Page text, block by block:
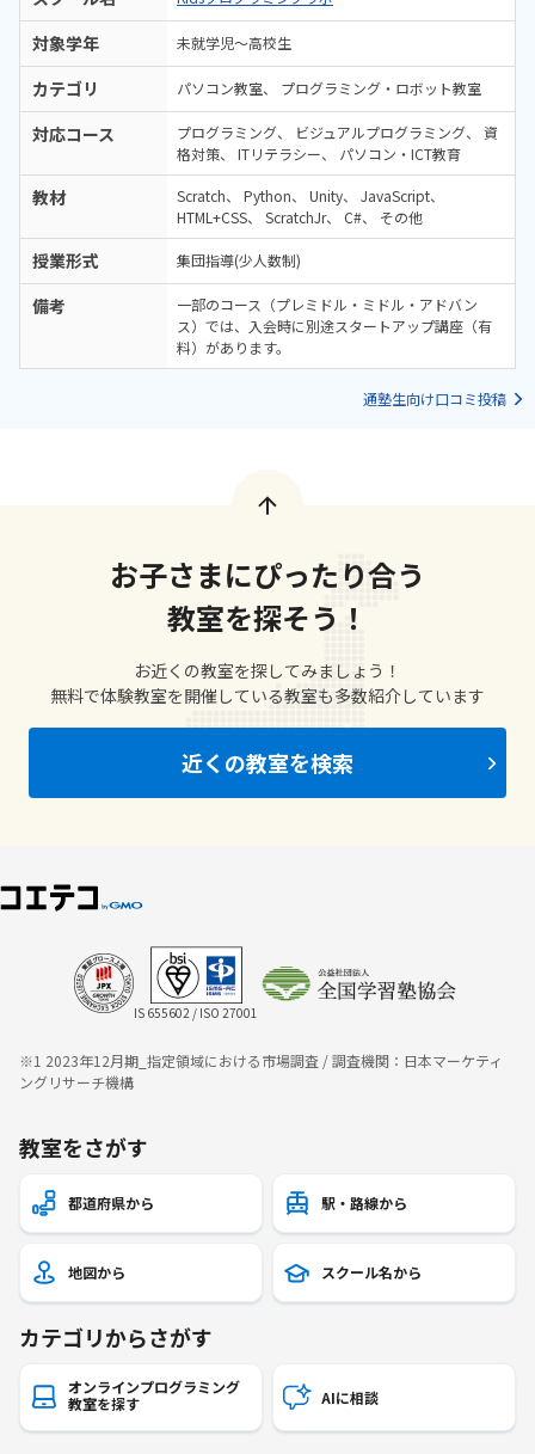
対象学年 未就学児～高校生
カテゴリ パソコン教室 プログラミング・ロボット教室
対応コース プログラミング ビジュアルプログラミング
資
格対策
ITリテラシー パソコン・ICT教育
教材 Scratch Python Unity
JavaScript
HTML+CSS
ScratchJr C# その他
授業形式 集団指導(少人数制)
備考
一部のコース（プレミドル・ミドル・アドバン
ス）では、入会時に別途スタートアップ講座（有
料）があります。
通塾生向け口コミ投稿
お子さまにぴったり合う
教室を探そう！
お近くの教室を探してみましょう！
無料で体験教室を開催している教室も多数紹介しています
近くの教室を検索
IS 655602 / ISO 27001
※1 2023年12月期_指定領域における市場調査 / 調査機関：日本マーケティ
ングリサーチ機構
教室をさがす
都道府県から 駅・路線から
地図から スクール名から
カテゴリからさがす
オンラインプログラミング
教室を探す
AIに相談